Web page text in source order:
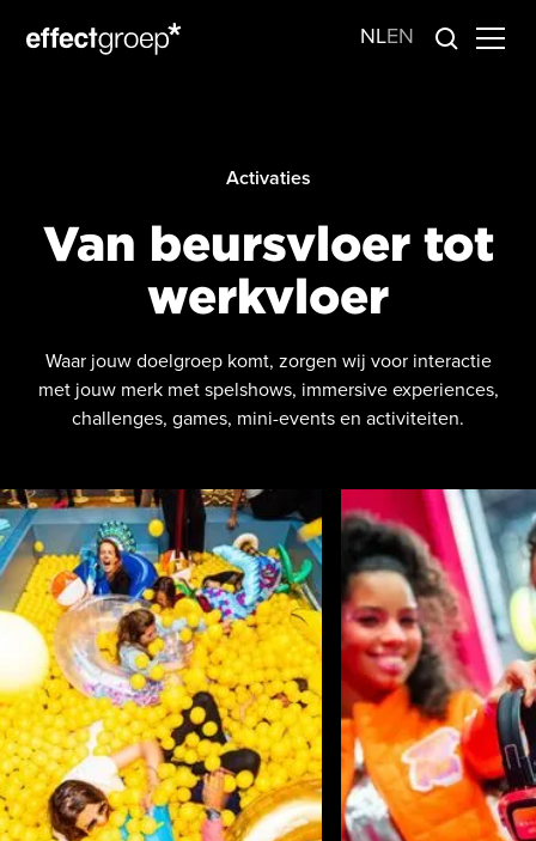
NLEN
Activaties
Van beursvloer tot
werkvloer
Waar jouw doelgroep komt, zorgen wij voor interactie
met jouw merk met spelshows, immersive experiences,
challenges, games, mini-events en activiteiten.